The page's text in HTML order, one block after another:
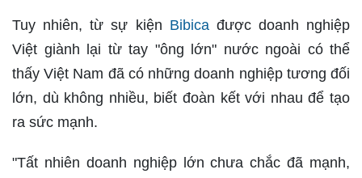
Tuy nhiên, từ sự kiện Bibica được doanh nghiệp
Việt giành lại từ tay "ông lớn" nước ngoài có thể
thấy Việt Nam đã có những doanh nghiệp tương đối
lớn, dù không nhiều, biết đoàn kết với nhau để tạo
ra sức mạnh.
"Tất nhiên doanh nghiệp lớn chưa chắc đã mạnh,